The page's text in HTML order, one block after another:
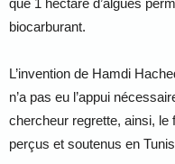
que 1 hectare d’algues
biocarburant.
L’invention de Hamdi
n’a pas eu l’appui
chercheur regrette, ainsi, le
perçus et soutenus en